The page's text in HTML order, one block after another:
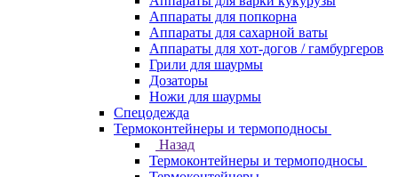
Аппараты для попкорна
Аппараты для сахарной ваты
Аппараты для хот-догов / гамбургеров
Грили для шаурмы
Дозаторы
Ножи для шаурмы
Спецодежда
Термоконтейнеры и термоподносы
Назад
Термоконтейнеры и термоподносы